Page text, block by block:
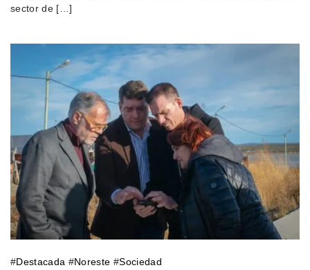
sector de […]
#Destacada #Noreste #Sociedad